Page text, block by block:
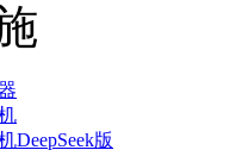
DeepSeek版